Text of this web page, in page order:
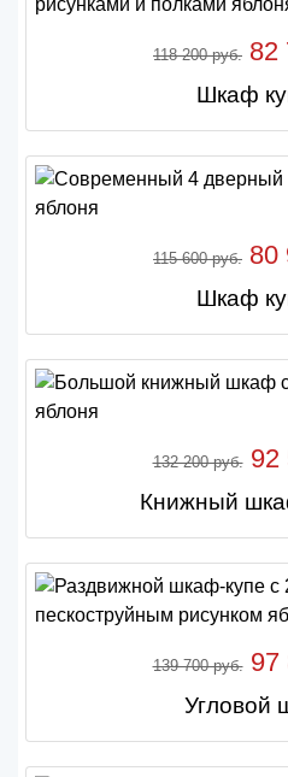
118 200 руб. 82
Шкаф
115 600 руб. 80
Шкаф
132 200 руб.92
Книжный
139 700 руб.97
Угловой